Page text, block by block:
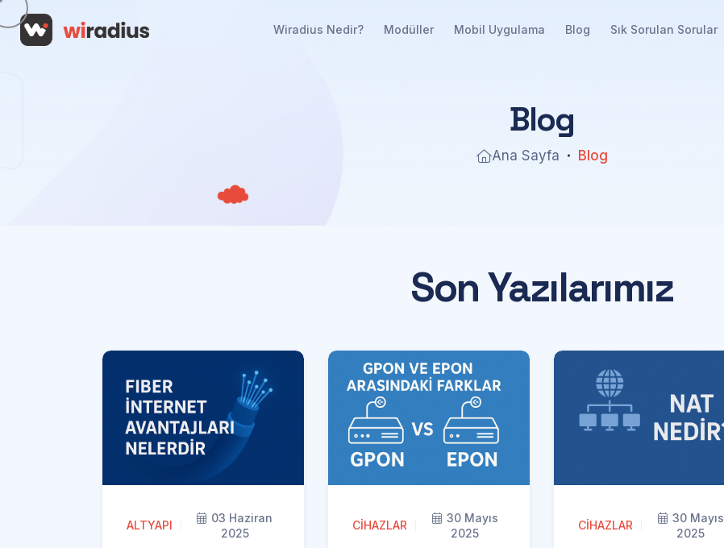
Wiradius Nedir? Modüller Mobil Uygulama Blog Sık Sorulan Sorular
Blog
Ana Sayfa Blog
Son Yazılarımız
ALTYAPI
03 Haziran
2025
CIHAZLAR
30 Mayıs
2025
CIHAZLAR
30 Mayıs
2025